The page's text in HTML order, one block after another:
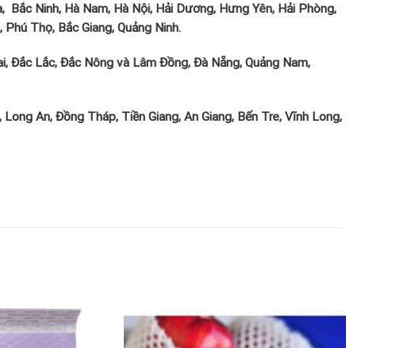
Bắc Ninh, Hà Nam, Hà Nội, Hải Dương, Hưng Yên, Hải Phòng,
Thọ, Bắc Giang, Quảng Ninh.
Đắc Lắc, Đắc Nông và Lâm Đồng, Đà Nẵng, Quảng Nam,
An, Đồng Tháp, Tiền Giang, An Giang, Bến Tre, Vĩnh Long,